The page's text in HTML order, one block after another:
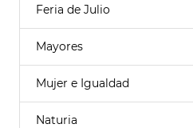
Feria de Julio
Mayores
Mujer e Igualdad
Naturia